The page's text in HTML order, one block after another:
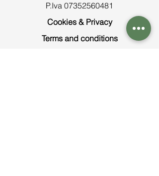
P.Iva 07352560481
Cookies & Privacy
Terms and conditions